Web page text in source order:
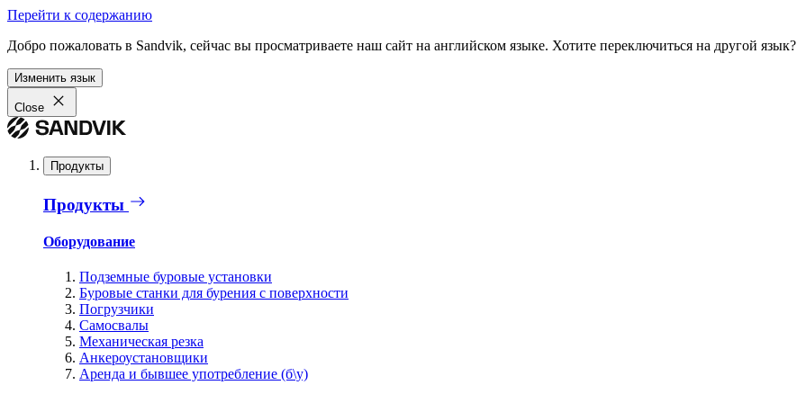
Перейти к содержанию
Добро пожаловать в Sandvik, сейчас вы просматриваете наш сайт на английском языке. Хотите переключиться на другой язык?
Изменить язык
Close
Продукты
Продукты
Оборудование
Подземные буровые установки
Буровые станки для бурения с поверхности
Погрузчики
Самосвалы
Механическая резка
Анкероустановщики
Аренда и бывшее употребление (б\у)